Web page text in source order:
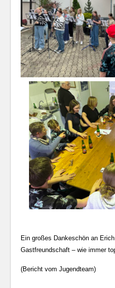
Ein großes Dankeschön an
Gastfreundschaft – wie immer
(Bericht vom Jugendteam)